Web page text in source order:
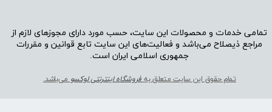
تمامی خدمات و محصولات این سایت، حسب مورد دارای مجوز‌‌‌‌های لازم از
مراجع ذیصلاح می‌باشد و فعالیت‌‌‌‌های این سایت تابع قوانین و مقررات
جمهوری اسلامی ایران است.​​​​​​​
تمام حقوق این سایت متعلق بهفروشگاه اینترنتی لوکسومی‌باشد.